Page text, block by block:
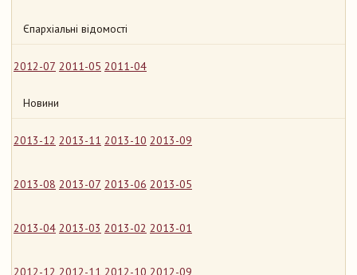
Єпархіальні відомості
2012-07 2011-05 2011-04
Новини
2013-12 2013-11 2013-10 2013-09
2013-08 2013-07 2013-06 2013-05
2013-04 2013-03 2013-02 2013-01
2012-12 2012-11 2012-10 2012-09